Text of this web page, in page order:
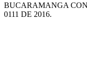
BUCARAMANGA
0111 DE 2016.